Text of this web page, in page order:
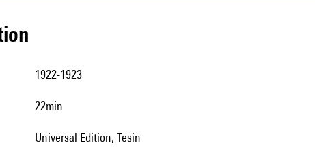
1922-1923
22min
Universal Edition, Tesin